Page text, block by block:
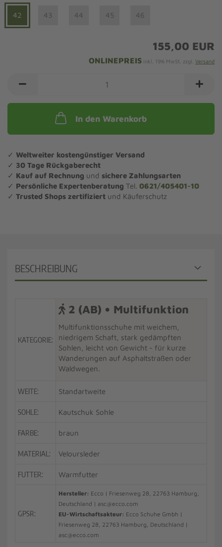
42 43 44 45 46
155,00 EUR
ONLINEPREIS inkl. 19% MwSt. zzgl. Versand
In den Warenkorb
✓ Weltweiter kostengünstiger Versand
✓ 30 Tage Rückgaberecht
✓ Kauf auf Rechnung und sichere Zahlungsarten
✓ Persönliche Expertenberatung Tel. 0621/405401-10
✓ Trusted Shops zertifiziert und Käuferschutz
BESCHREIBUNG
KATEGORIE:
2 (AB) • Multifunktion
Multifunktionsschuhe mit weichem,
niedrigem Schaft, stark gedämpften
Sohlen, leicht von Gewicht - für kurze
Wanderungen auf Asphaltstraßen oder
Waldwegen.
WEITE: Standartweite
SOHLE: Kautschuk Sohle
FARBE: braun
MATERIAL: Veloursleder
FUTTER: Warmfutter
GPSR:
Hersteller: Ecco | Friesenweg 28, 22763 Hamburg,
Deutschland | asc@ecco.com
EU-Wirtschaftsakteur: Ecco Schuhe Gmbh |
Friesenweg 28, 22763 Hamburg, Deutschland |
asc@ecco.com